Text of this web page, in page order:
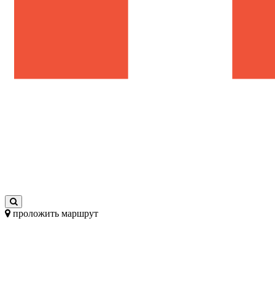
проложить маршрут